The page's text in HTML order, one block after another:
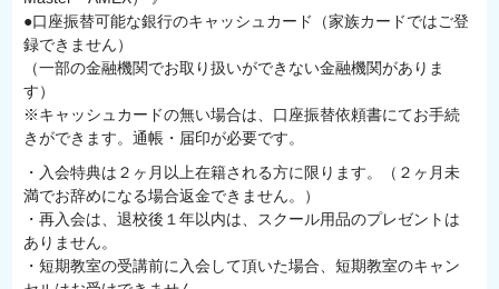
●口座振替可能な銀行のキャッシュカード（家族カードではご登
録できません）
（一部の金融機関でお取り扱いができない金融機関がありま
す）
※キャッシュカードの無い場合は、口座振替依頼書にてお手続
きができます。通帳・届印が必要です。
・入会特典は２ヶ月以上在籍される方に限ります。（２ヶ月未
満でお辞めになる場合返金できません。）
・再入会は、退校後１年以内は、スクール用品のプレゼントは
ありません。
・短期教室の受講前に入会して頂いた場合、短期教室のキャン